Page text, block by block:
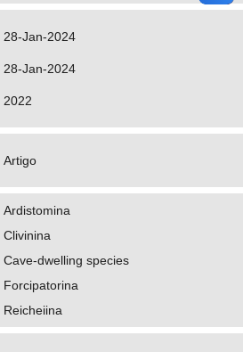
28-Jan-2024
28-Jan-2024
2022
Artigo
Ardistomina
Clivinina
Cave-dwelling species
Forcipatorina
Reicheiina